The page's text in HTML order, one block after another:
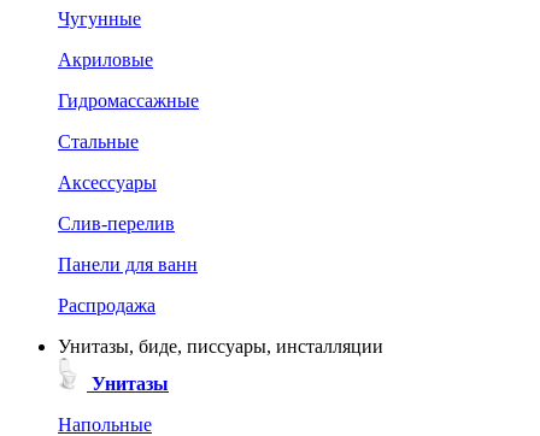
Чугунные
Акриловые
Гидромассажные
Стальные
Аксессуары
Слив-перелив
Панели для ванн
Распродажа
Унитазы, биде, писсуары, инсталляции
Унитазы
Напольные